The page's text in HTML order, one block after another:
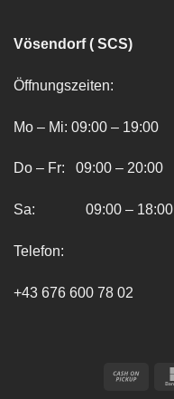
Vösendorf ( SCS)
Öffnungszeiten:
Mo – Mi: 09:00 – 19:00
Do – Fr: 09:00 – 20:00
Sa: 09:00 – 18:00
Telefon:
+43 676 600 78 02
Cash